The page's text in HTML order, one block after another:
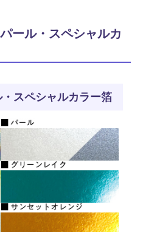
ール・スペシャルカ
スペシャルカラー箔